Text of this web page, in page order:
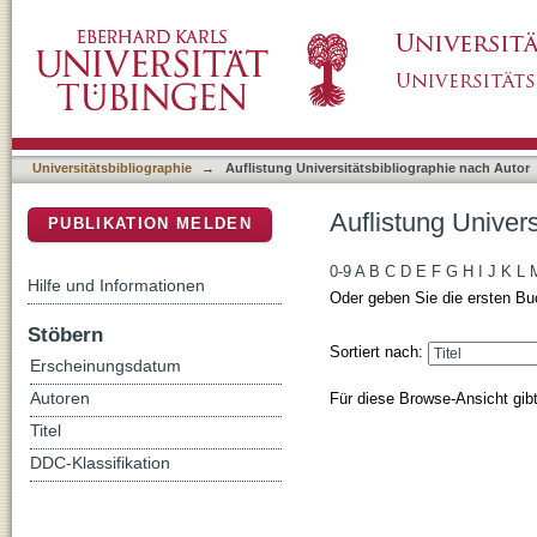
Universitätsbibliographie → Auflistung Universitätsbibliographie nach Autor
Auflistung
0-9 A B C D E F G H J K L
Oder geben Sie die ersten
Sortiert nach:
Für diese Browse-Ansicht
PUBLIKATION MELDEN
Hilfe und Informationen
Stöbern
Erscheinungsdatum
Autoren
Titel
DDC-Klassifikation